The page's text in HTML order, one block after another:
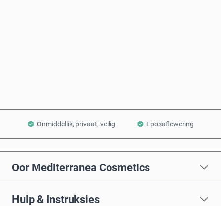
Onmiddellik, privaat, veilig Eposaflewering
Oor Mediterranea Cosmetics
Hulp & Instruksies